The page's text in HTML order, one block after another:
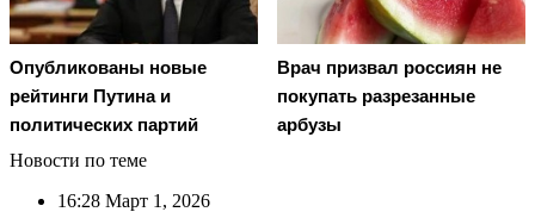
Опубликованы новые
рейтинги Путина и
политических партий
Врач призвал россиян не
покупать разрезанные
арбузы
Новости по теме
16:28 Март 1, 2026